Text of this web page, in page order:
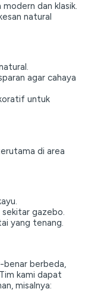
dan klasik.
natural
agar cahaya
untuk
di area
gazebo.
yang tenang.
benar berbeda,
kami dapat
misalnya: